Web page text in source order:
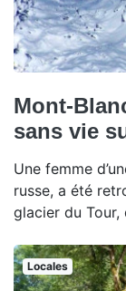
Mont-
sans vie
Une femme
russe, a été
glacier du Tour,
Locales